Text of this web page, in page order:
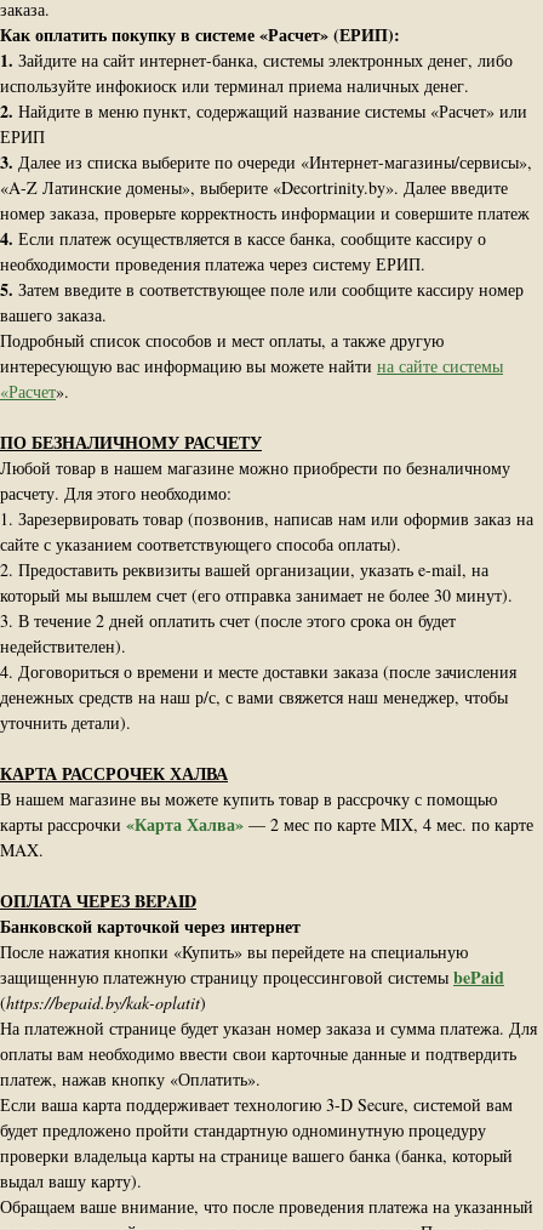
заказа.
Как оплатить покупку в системе «Расчет» (ЕРИП):
1. Зайдите на сайт интернет-банка, системы электронных денег, либо
используйте инфокиоск или терминал приема наличных денег.
2. Найдите в меню пункт, содержащий название системы «Расчет» или
ЕРИП
3. Далее из списка выберите по очереди «Интернет-магазины/сервисы»,
«A-Z Латинские домены», выберите «Decortrinity.by». Далее введите
номер заказа, проверьте корректность информации и совершите платеж
4. Если платеж осуществляется в кассе банка, сообщите кассиру о
необходимости проведения платежа через систему ЕРИП.
5. Затем введите в соответствующее поле или сообщите кассиру номер
вашего заказа.
Подробный список способов и мест оплаты, а также другую
интересующую вас информацию вы можете найти на сайте системы
«Расчет».
ПО БЕЗНАЛИЧНОМУ РАСЧЕТУ
Любой товар в нашем магазине можно приобрести по безналичному
расчету. Для этого необходимо:
1. Зарезервировать товар (позвонив, написав нам или оформив заказ на
сайте с указанием соответствующего способа оплаты).
2. Предоставить реквизиты вашей организации, указать e-mail, на
который мы вышлем счет (его отправка занимает не более 30 минут).
3. В течение 2 дней оплатить счет (после этого срока он будет
недействителен).
4. Договориться о времени и месте доставки заказа (после зачисления
денежных средств на наш р/с, с вами свяжется наш менеджер, чтобы
уточнить детали).
КАРТА РАССРОЧЕК ХАЛВА
В нашем магазине вы можете купить товар в рассрочку с помощью
карты рассрочки «Карта Халва» — 2 мес по карте MIX, 4 мес. по карте
MAX.
ОПЛАТА ЧЕРЕЗ BEPAID
Банковской карточкой через интернет
После нажатия кнопки «Купить» вы перейдете на специальную
защищенную платежную страницу процессинговой системы bePaid
(https://bepaid.by/kak-oplatit)
На платежной странице будет указан номер заказа и сумма платежа. Для
оплаты вам необходимо ввести свои карточные данные и подтвердить
платеж, нажав кнопку «Оплатить».
Если ваша карта поддерживает технологию 3-D Secure, системой вам
будет предложено пройти стандартную одноминутную процедуру
проверки владельца карты на странице вашего банка (банка, который
выдал вашу карту).
Обращаем ваше внимание, что после проведения платежа на указанный